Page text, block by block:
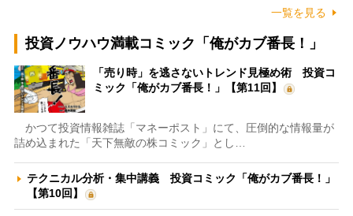
一覧を見る
投資ノウハウ満載コミック「俺がカブ番長！」
「売り時」を逃さないトレンド見極め術 投資コ
ミック「俺がカブ番長！」【第11回】
かつて投資情報雑誌「マネーポスト」にて、圧倒的な情報量が
詰め込まれた「天下無敵の株コミック」とし…
テクニカル分析・集中講義 投資コミック「俺がカブ番長！」
【第10回】